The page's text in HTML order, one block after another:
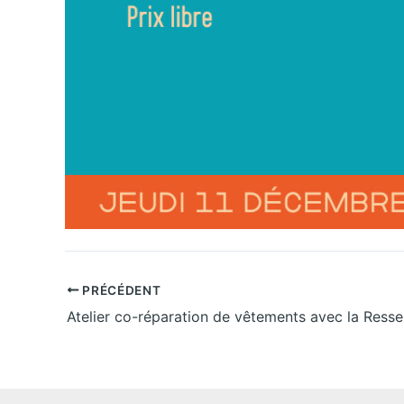
PRÉCÉDENT
Atelier co-réparation de vêtements avec la